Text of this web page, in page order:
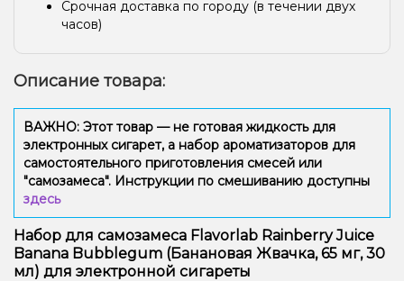
Срочная доставка по городу (в течении двух
часов)
Описание товара:
ВАЖНО: Этот товар — не готовая жидкость для
электронных сигарет, а набор ароматизаторов для
самостоятельного приготовления смесей или
"самозамеса". Инструкции по смешиванию доступны
здесь
Набор для самозамеса Flavorlab Rainberry Juice
Banana Bubblegum (Банановая Жвачка, 65 мг, 30
мл) для электронной сигареты